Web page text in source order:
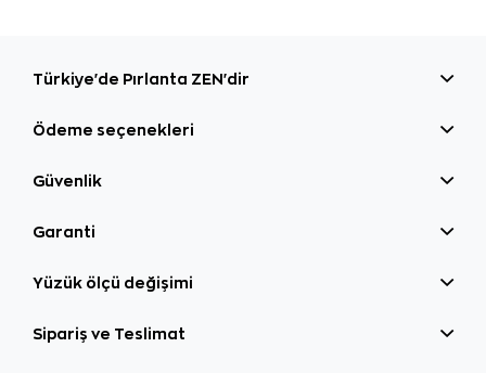
Türkiye'de Pırlanta ZEN'dir
Ödeme seçenekleri
Güvenlik
Garanti
Yüzük ölçü değişimi
Sipariş ve Teslimat